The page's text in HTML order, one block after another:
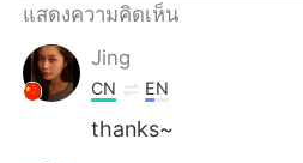
แสดงความคิดเห็น
Jing
CN EN
thanks~